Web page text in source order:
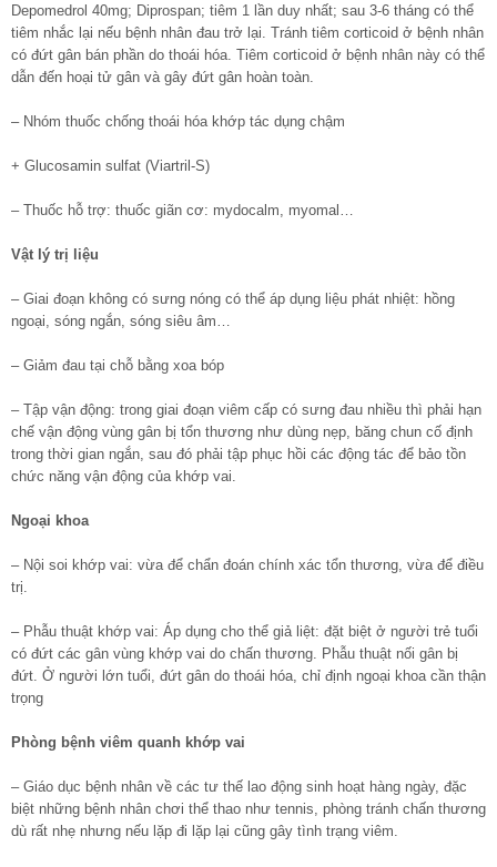
Depomedrol 40mg; Diprospan; tiêm 1 lần duy nhất; sau 3-6 tháng có thể
tiêm nhắc lại nếu bệnh nhân đau trở lại. Tránh tiêm corticoid ở bệnh nhân
có đứt gân bán phần do thoái hóa. Tiêm corticoid ở bệnh nhân này có thể
dẫn đến hoại tử gân và gây đứt gân hoàn toàn.
– Nhóm thuốc chống thoái hóa khớp tác dụng chậm
+ Glucosamin sulfat (Viartril-S)
– Thuốc hỗ trợ: thuốc giãn cơ: mydocalm, myomal…
Vật lý trị liệu
– Giai đoạn không có sưng nóng có thể áp dụng liệu phát nhiệt: hồng
ngoại, sóng ngắn, sóng siêu âm…
– Giảm đau tại chỗ bằng xoa bóp
– Tập vận động: trong giai đoạn viêm cấp có sưng đau nhiều thì phải hạn
chế vận động vùng gân bị tổn thương như dùng nẹp, băng chun cố định
trong thời gian ngắn, sau đó phải tập phục hồi các động tác để bảo tồn
chức năng vận động của khớp vai.
Ngoại khoa
– Nội soi khớp vai: vừa để chẩn đoán chính xác tổn thương, vừa để điều
trị.
– Phẫu thuật khớp vai: Áp dụng cho thể giả liệt: đặt biệt ở người trẻ tuổi
có đứt các gân vùng khớp vai do chấn thương. Phẫu thuật nối gân bị
đứt. Ở người lớn tuổi, đứt gân do thoái hóa, chỉ định ngoại khoa cần thận
trọng
Phòng bệnh viêm quanh khớp vai
– Giáo dục bệnh nhân về các tư thế lao động sinh hoạt hàng ngày, đặc
biệt những bệnh nhân chơi thể thao như tennis, phòng tránh chấn thương
dù rất nhẹ nhưng nếu lặp đi lặp lại cũng gây tình trạng viêm.